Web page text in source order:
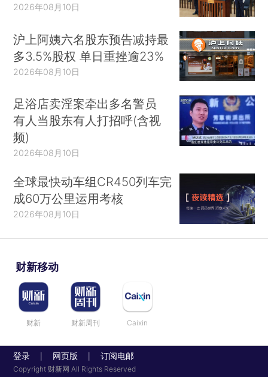
2026年08月10日
沪上阿姨六名股东预告减持最
多3.5%股权 单日重挫逾23%
2026年08月10日
足浴店卖淫案牵出多名警员
有人当股东有人打招呼(含视
频)
2026年08月10日
全球最快动车组CR450列车完
成60万公里运用考核
2026年08月10日
财新移动
财新 财新周刊 Caixin
登录 网页版 订阅电邮
Copyright 财新网 All Rights Reserved